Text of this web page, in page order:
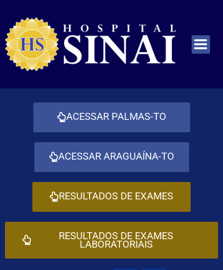
ACESSAR PALMAS-TO
ACESSAR ARAGUAÍNA-TO
RESULTADOS DE EXAMES
RESULTADOS DE EXAMES
LABORATORIAIS